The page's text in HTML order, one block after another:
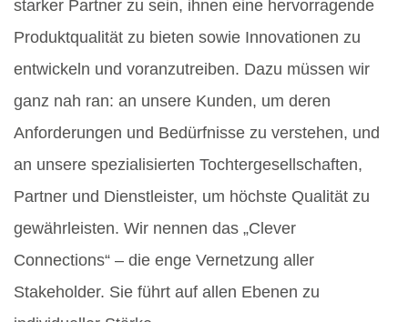
starker Partner zu sein, ihnen eine hervorragende
Produktqualität zu bieten sowie Innovationen zu
entwickeln und voranzutreiben. Dazu müssen wir
ganz nah ran: an unsere Kunden, um deren
Anforderungen und Bedürfnisse zu verstehen, und
an unsere spezialisierten Tochtergesellschaften,
Partner und Dienstleister, um höchste Qualität zu
gewährleisten. Wir nennen das „Clever
Connections“ – die enge Vernetzung aller
Stakeholder. Sie führt auf allen Ebenen zu